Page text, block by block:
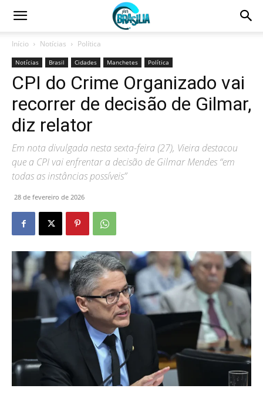
Início Notícias Política
Notícias Brasil Cidades Manchetes Política
CPI do Crime Organizado vai
recorrer de decisão de Gilmar,
diz relator
Em nota divulgada nesta sexta-feira (27), Vieira destacou
que a CPI vai enfrentar a decisão de Gilmar Mendes “em
todas as instâncias possíveis”
28 de fevereiro de 2026